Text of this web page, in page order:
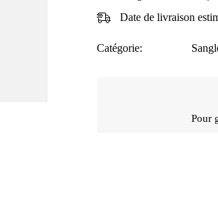
Date de livraison
Catégorie:
Pour